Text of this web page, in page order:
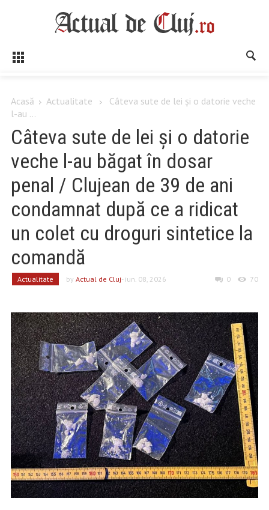
Acasă Actualitate
Câteva sute de lei și o datorie veche
l-au ...
Câteva sute de lei și o datorie
veche l-au băgat în dosar
penal / Clujean de 39 de ani
condamnat după ce a ridicat
un colet cu droguri sintetice la
comandă
Actualitate by Actual de Cluj- iun. 08, 2026 0 70